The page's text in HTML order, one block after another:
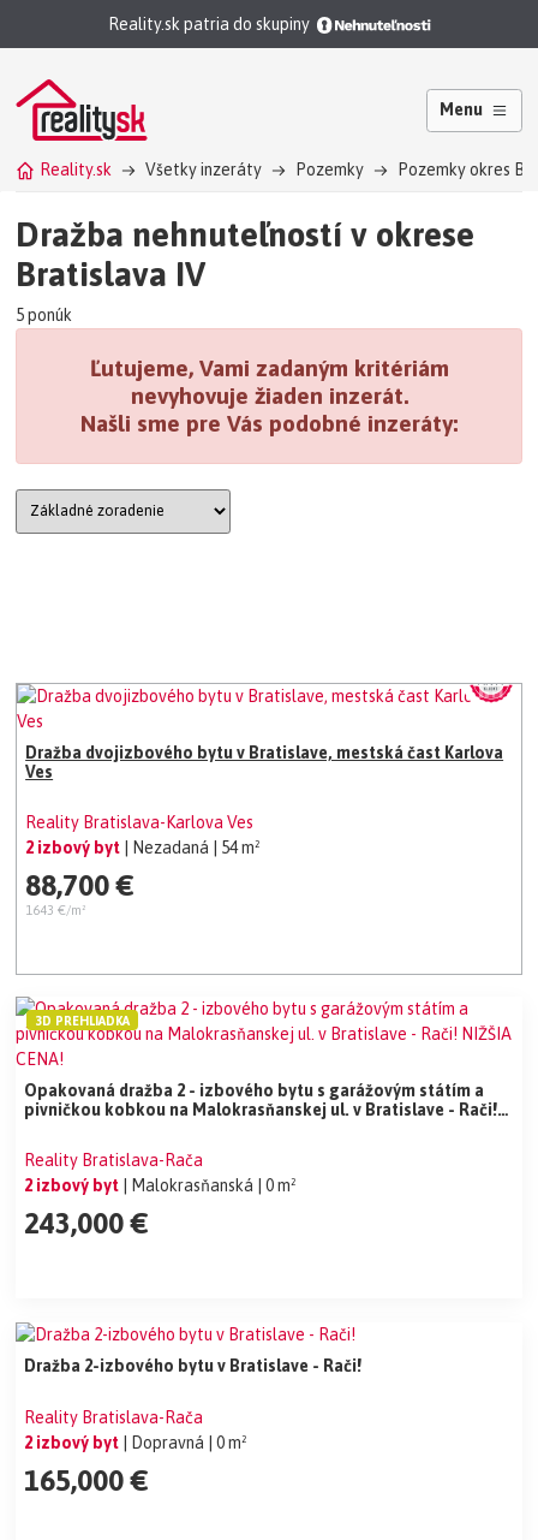
Reality.sk patria do skupiny
Menu
Reality.sk Všetky inzeráty Pozemky Pozemky okres
Dražba nehnuteľností v okrese
Bratislava IV
5 ponúk
Ľutujeme, Vami zadaným kritériám
nevyhovuje žiaden inzerát.
Našli sme pre Vás podobné inzeráty:
Dražba dvojizbového bytu v Bratislave, mestská čast Karlova
Ves
Reality Bratislava-Karlova Ves
2 izbový byt
| Nezadaná | 54 m²
88,700 €
1643 €/m²
Opakovaná dražba 2 - izbového bytu s garážovým státím a
pivničkou kobkou na Malokrasňanskej ul. v Bratislave - Rači!
Reality Bratislava-Rača
2 izbový byt
| Malokrasňanská | 0 m²
243,000 €
3D PREHLIADKA
Dražba 2-izbového bytu v Bratislave - Rači!
Reality Bratislava-Rača
2 izbový byt
| Dopravná | 0 m²
165,000 €